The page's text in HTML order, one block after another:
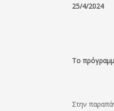
25/4/2024
Το
Στην